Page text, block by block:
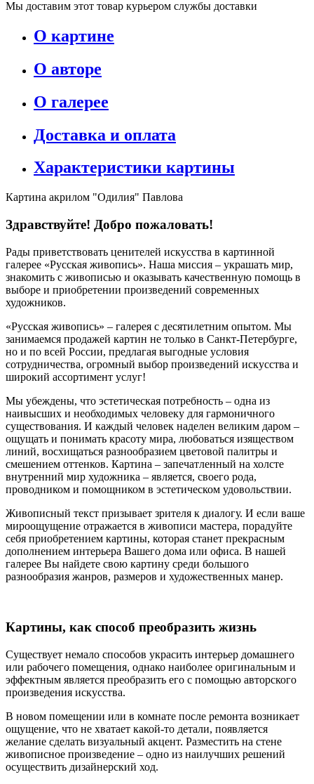
Мы доставим этот товар курьером службы доставки
О картине
О авторе
О галерее
Доставка и оплата
Характеристики картины
Картина акрилом "Одилия" Павлова
Здравствуйте! Добро пожаловать!
Рады приветствовать ценителей искусства в картинной
галерее «Русская живопись». Наша миссия – украшать мир,
знакомить с живописью и оказывать качественную помощь в
выборе и приобретении произведений современных
художников.
«Русская живопись» – галерея c десятилетним опытом. Мы
занимаемся продажей картин не только в Санкт-Петербурге,
но и по всей России, предлагая выгодные условия
сотрудничества, огромный выбор произведений искусства и
широкий ассортимент услуг!
Мы убеждены, что эстетическая потребность – одна из
наивысших и необходимых человеку для гармоничного
существования. И каждый человек наделен великим даром –
ощущать и понимать красоту мира, любоваться изяществом
линий, восхищаться разнообразием цветовой палитры и
смешением оттенков. Картина – запечатленный на холсте
внутренний мир художника – является, своего рода,
проводником и помощником в эстетическом удовольствии.
Живописный текст призывает зрителя к диалогу. И если ваше
мироощущение отражается в живописи мастера, порадуйте
себя приобретением картины, которая станет прекрасным
дополнением интерьера Вашего дома или офиса. В нашей
галерее Вы найдете свою картину среди большого
разнообразия жанров, размеров и художественных манер.
Картины, как способ преобразить жизнь
Существует немало способов украсить интерьер домашнего
или рабочего помещения, однако наиболее оригинальным и
эффектным является преобразить его с помощью авторского
произведения искусства.
В новом помещении или в комнате после ремонта возникает
ощущение, что не хватает какой-то детали, появляется
желание сделать визуальный акцент. Разместить на стене
живописное произведение – одно из наилучших решений
осуществить дизайнерский ход.